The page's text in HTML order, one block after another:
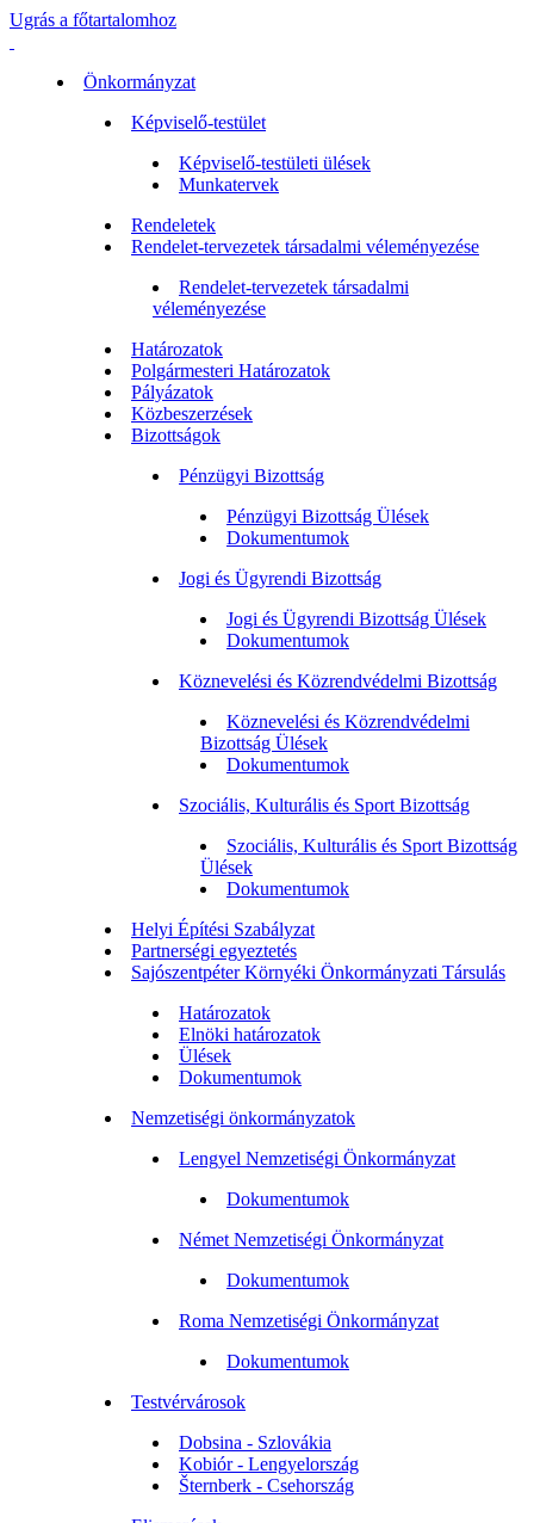
Ugrás a főtartalomhoz
Önkormányzat
Képviselő-testület
Képviselő-testületi ülések
Munkatervek
Rendeletek
Rendelet-tervezetek társadalmi véleményezése
Rendelet-tervezetek társadalmi
véleményezése
Határozatok
Polgármesteri Határozatok
Pályázatok
Közbeszerzések
Bizottságok
Pénzügyi Bizottság
Pénzügyi Bizottság Ülések
Dokumentumok
Jogi és Ügyrendi Bizottság
Jogi és Ügyrendi Bizottság Ülések
Dokumentumok
Köznevelési és Közrendvédelmi Bizottság
Köznevelési és Közrendvédelmi
Bizottság Ülések
Dokumentumok
Szociális, Kulturális és Sport Bizottság
Szociális, Kulturális és Sport Bizottság
Ülések
Dokumentumok
Helyi Építési Szabályzat
Partnerségi egyeztetés
Sajószentpéter Környéki Önkormányzati Társulás
Határozatok
Elnöki határozatok
Ülések
Dokumentumok
Nemzetiségi önkormányzatok
Lengyel Nemzetiségi Önkormányzat
Dokumentumok
Német Nemzetiségi Önkormányzat
Dokumentumok
Roma Nemzetiségi Önkormányzat
Dokumentumok
Testvérvárosok
Dobsina - Szlovákia
Kobiór - Lengyelország
Šternberk - Csehország